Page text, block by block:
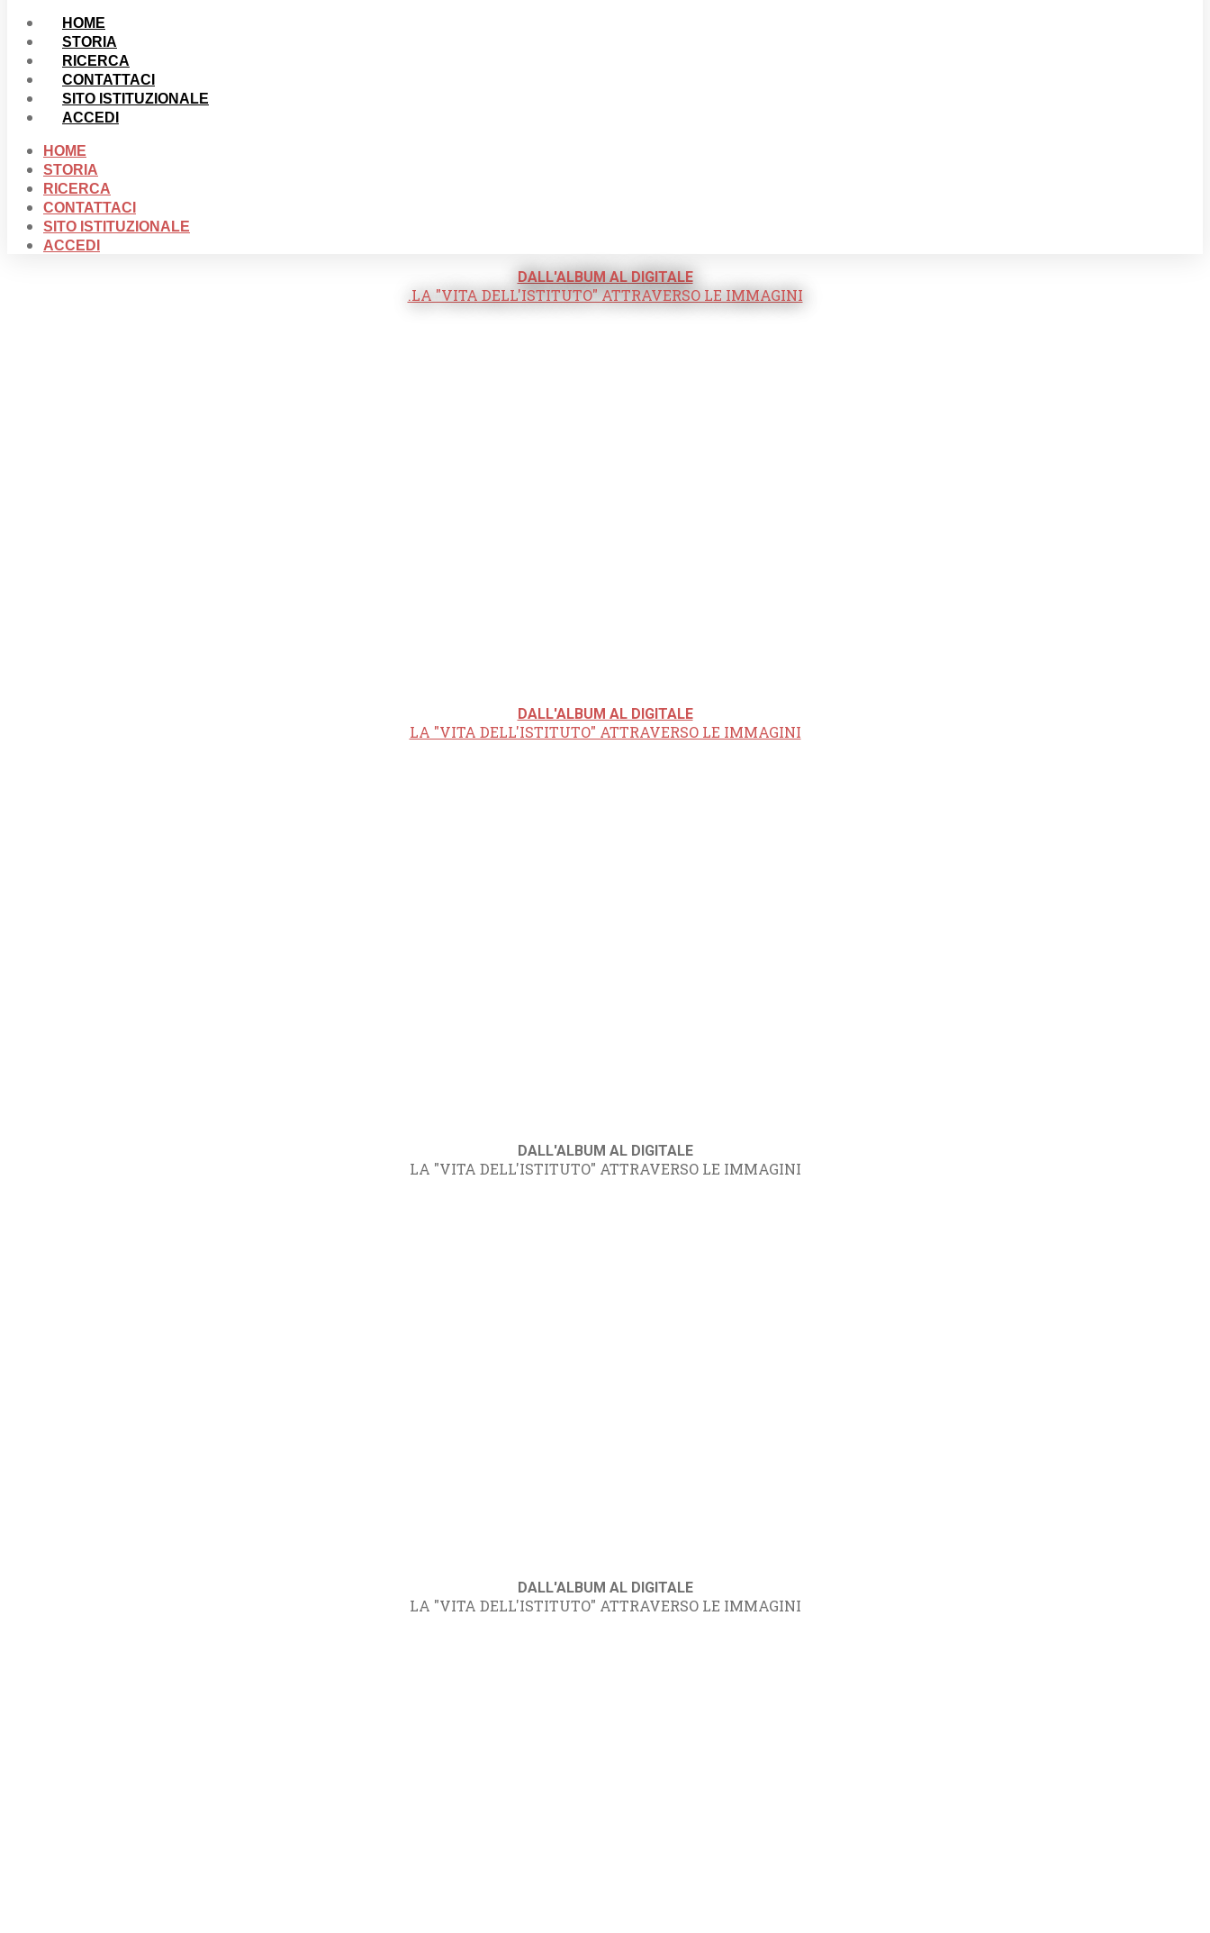
HOME
STORIA
RICERCA
CONTATTACI
SITO ISTITUZIONALE
ACCEDI
HOME
STORIA
RICERCA
CONTATTACI
SITO ISTITUZIONALE
ACCEDI
DALL'ALBUM AL DIGITALE
.LA "VITA DELL'ISTITUTO" ATTRAVERSO LE IMMAGINI
DALL'ALBUM AL DIGITALE
LA "VITA DELL'ISTITUTO" ATTRAVERSO LE IMMAGINI
DALL'ALBUM AL DIGITALE
LA "VITA DELL'ISTITUTO" ATTRAVERSO LE IMMAGINI
DALL'ALBUM AL DIGITALE
LA "VITA DELL'ISTITUTO" ATTRAVERSO LE IMMAGINI